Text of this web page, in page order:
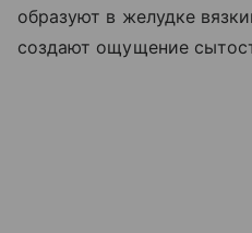
образуют в желудке
создают ощущение